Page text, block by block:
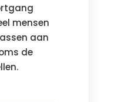
mensen
aan
de